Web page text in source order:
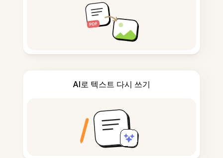
AI로 텍스트 다시 쓰기